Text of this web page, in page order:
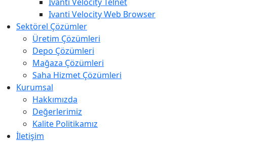
Ivanti Velocity Web Browser
Sektörel Çözümler
Üretim Çözümleri
Depo Çözümleri
Mağaza Çözümleri
Saha Hizmet Çözümleri
Kurumsal
Hakkımızda
Değerlerimiz
Kalite Politikamız
İletişim